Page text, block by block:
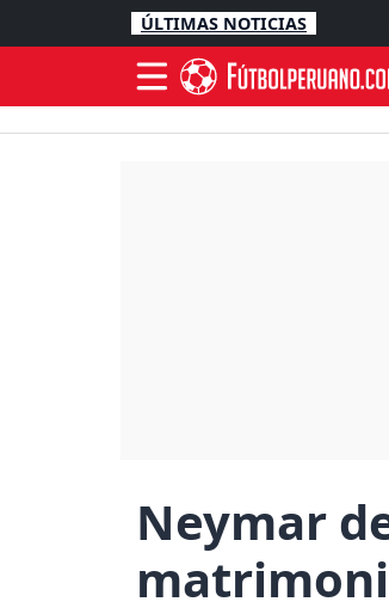
ÚLTIMAS NOTICIAS
Neymar